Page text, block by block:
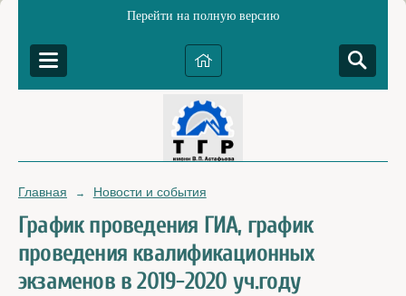
Перейти на полную версию
Главная → Новости и события
График проведения ГИА, график
проведения квалификационных
экзаменов в 2019-2020 уч.году